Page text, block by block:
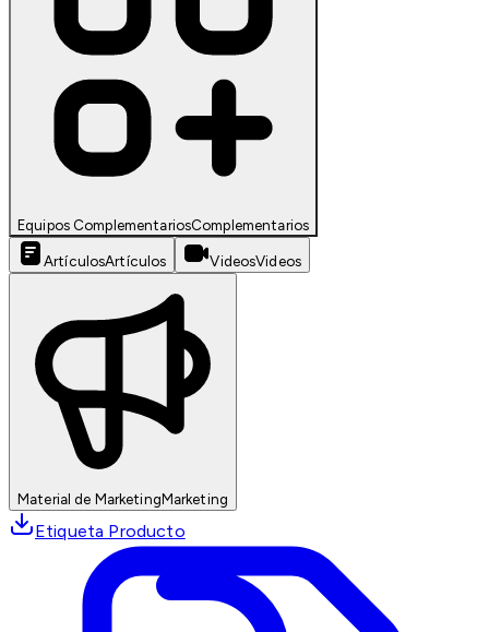
Equipos ComplementariosComplementarios
ArtículosArtículos VideosVideos
Material de MarketingMarketing
Etiqueta Producto